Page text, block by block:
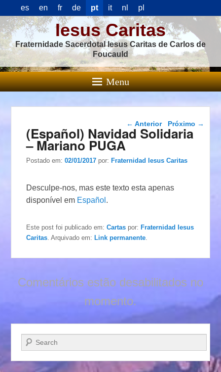
es en fr de pt it nl pl
Iesus Caritas
Fraternidade Sacerdotal Iesus Caritas de Carlos de
Foucauld
Menu
Navegação das
postagens
← Anterior Próximo →
(Español) Navidad Solidaria
– Mariano PUGA
Postado em:02/01/2017 por:Fraternidad Iesus Caritas
Desculpe-nos, mas este texto esta apenas
disponível em Español .
Este post foi publicado em:Cartas por:Fraternidad Iesus
Caritas . Arquivado em:Link permanente
Comentários estão desabilitados no
momento.
Pesquisar…